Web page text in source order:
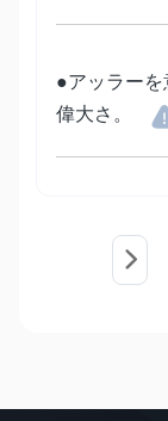
●アッラー
偉大さ。